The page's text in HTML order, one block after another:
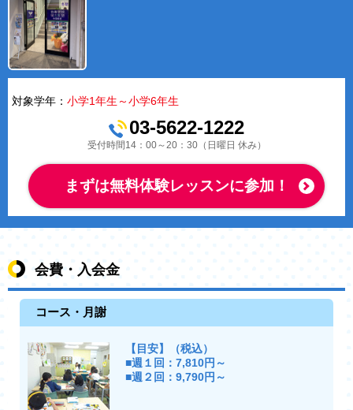
対象学年： 小学1年生～小学6年生
03-5622-1222
受付時間14：00～20：30（日曜日 休み）
まずは無料体験レッスンに参加！
会費・入会金
コース・月謝
【目安】（税込）
■週１回：7,810円～
■週２回：9,790円～